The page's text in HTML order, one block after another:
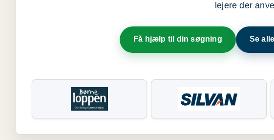
lejere der
Få hjælp til din søgning Se